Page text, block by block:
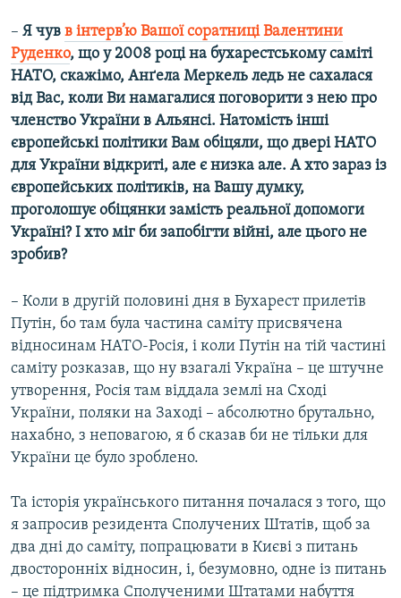
– Я чув в інтерв’ю Вашої соратниці Валентини
Руденко, що у 2008 році на бухарестському саміті
НАТО, скажімо, Анґела Меркель ледь не сахалася
від Вас, коли Ви намагалися поговорити з нею про
членство України в Альянсі. Натомість інші
європейські політики Вам обіцяли, що двері НАТО
для України відкриті, але є низка але. А хто зараз із
європейських політиків, на Вашу думку,
проголошує обіцянки замість реальної допомоги
Україні? І хто міг би запобігти війні, але цього не
зробив?
– Коли в другій половині дня в Бухарест прилетів
Путін, бо там була частина саміту присвячена
відносинам НАТО-Росія, і коли Путін на тій частині
саміту розказав, що ну взагалі Україна – це штучне
утворення, Росія там віддала землі на Сході
України, поляки на Заході – абсолютно брутально,
нахабно, з неповагою, я б сказав би не тільки для
України це було зроблено.
Та історія українського питання почалася з того, що
я запросив резидента Сполучених Штатів, щоб за
два дні до саміту, попрацювати в Києві з питань
двосторонніх відносин, і, безумовно, одне із питань
– це підтримка Сполученими Штатами набуття